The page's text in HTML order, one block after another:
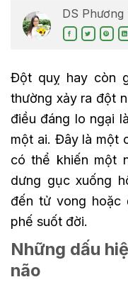
DS Phương
Đột quỵ hay còn
thường xảy ra đột
điều đáng lo ngại
một ai. Đây là một
có thể khiến một
dưng gục xuống
đến tử vong hoặc
phế suốt đời.
Những dấu
não